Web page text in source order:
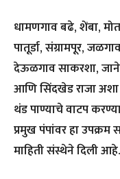
धामणगाव बढे, शेंबा,
पातूर्डा, संग्रामपूर,
देऊळगाव साकरशा,
आणि सिंदखेड राजा अशा
थंड पाण्याचे वाटप
प्रमुख पंपांवर हा उपक्रम
माहिती संस्थेने दिली आहे.